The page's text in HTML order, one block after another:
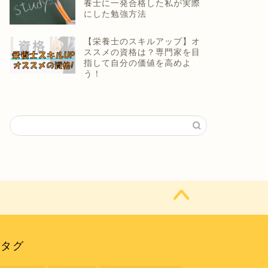
養士に一発合格した私が実際
にした勉強方法
【栄養士のスキルアップ】オ
ススメの資格は？専門家を目
指して自分の価値を高めよ
う！
タグ